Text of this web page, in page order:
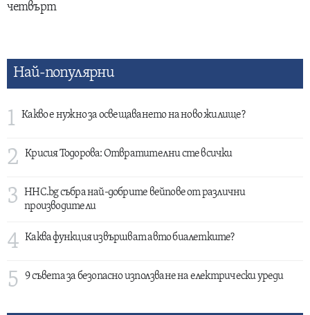
четвърт
Най-популярни
1 Какво е нужно за освещаването на ново жилище?
2 Крисия Тодорова: Отвратителни сте всички
3
HHC.bg събра най-добрите вейпове от различни
производители
4 Каква функция извършват авто биалетките?
5 9 съвета за безопасно използване на електрически уреди